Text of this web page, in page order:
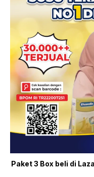
Paket 3 Box beli di